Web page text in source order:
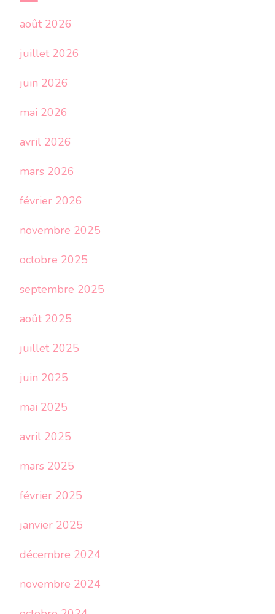
août 2026
juillet 2026
juin 2026
mai 2026
avril 2026
mars 2026
février 2026
novembre 2025
octobre 2025
septembre 2025
août 2025
juillet 2025
juin 2025
mai 2025
avril 2025
mars 2025
février 2025
janvier 2025
décembre 2024
novembre 2024